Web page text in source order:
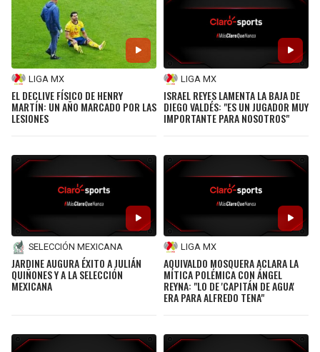
LIGA DE EXPANSIÓN MX
LEAGUES CUP
UEFA EUROPA LEAGUE
UEFA CONFERENCE LEAGUE
MLS
COPA LIBERTADORES
LIGA BETPLAY
OTRAS LIGAS
RAIDERS
RAVENS
TEXANS
JAGUARS
CAVALIERS
PACERS
HEAT
WIZARDS
LIGA MX
EL DECLIVE FÍSICO DE HENRY
MARTÍN: UN AÑO MARCADO POR LAS
LESIONES
LIGA MX
ISRAEL REYES LAMENTA LA BAJA DE
DIEGO VALDÉS: "ES UN JUGADOR MUY
IMPORTANTE PARA NOSOTROS"
SELECCIÓN MEXICANA
JARDINE AUGURA ÉXITO A JULIÁN
QUIÑONES Y A LA SELECCIÓN
MEXICANA
LIGA MX
AQUIVALDO MOSQUERA ACLARA LA
MÍTICA POLÉMICA CON ÁNGEL
REYNA: "LO DE 'CAPITÁN DE AGUA'
ERA PARA ALFREDO TENA"